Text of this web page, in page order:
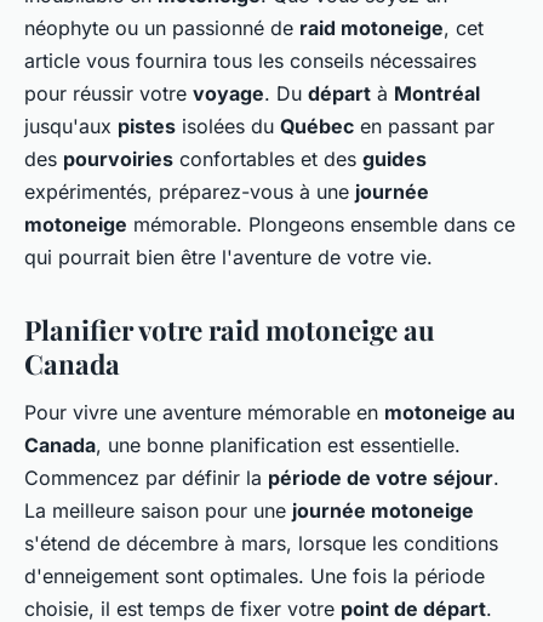
néophyte ou un passionné de raid motoneige, cet
article vous fournira tous les conseils nécessaires
pour réussir votre voyage. Du départ à Montréal
jusqu'aux pistes isolées du Québec en passant par
des pourvoiries confortables et des guides
expérimentés, préparez-vous à une journée
motoneige mémorable. Plongeons ensemble dans ce
qui pourrait bien être l'aventure de votre vie.
Planifier votre raid motoneige au
Canada
Pour vivre une aventure mémorable en motoneige au
Canada, une bonne planification est essentielle.
Commencez par définir la période de votre séjour.
La meilleure saison pour une journée motoneige
s'étend de décembre à mars, lorsque les conditions
d'enneigement sont optimales. Une fois la période
choisie, il est temps de fixer votre point de départ.